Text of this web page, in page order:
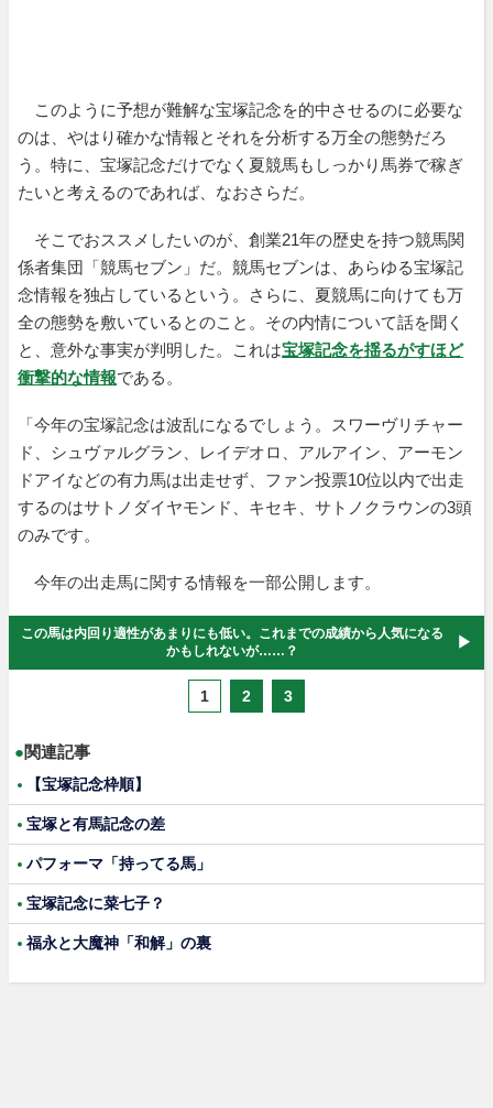
このように予想が難解な宝塚記念を的中させるのに必要な
のは、やはり確かな情報とそれを分析する万全の態勢だろ
う。特に、宝塚記念だけでなく夏競馬もしっかり馬券で稼ぎ
たいと考えるのであれば、なおさらだ。
そこでおススメしたいのが、創業21年の歴史を持つ競馬関
係者集団「競馬セブン」だ。競馬セブンは、あらゆる宝塚記
念情報を独占しているという。さらに、夏競馬に向けても万
全の態勢を敷いているとのこと。その内情について話を聞く
と、意外な事実が判明した。これは宝塚記念を揺るがすほど
衝撃的な情報である。
「今年の宝塚記念は波乱になるでしょう。スワーヴリチャー
ド、シュヴァルグラン、レイデオロ、アルアイン、アーモン
ドアイなどの有力馬は出走せず、ファン投票10位以内で出走
するのはサトノダイヤモンド、キセキ、サトノクラウンの3頭
のみです。
今年の出走馬に関する情報を一部公開します。
この馬は内回り適性があまりにも低い。これまでの成績から人気になる
かもしれないが……？
1 2 3
●関連記事
【宝塚記念枠順】
宝塚と有馬記念の差
パフォーマ「持ってる馬」
宝塚記念に菜七子？
福永と大魔神「和解」の裏